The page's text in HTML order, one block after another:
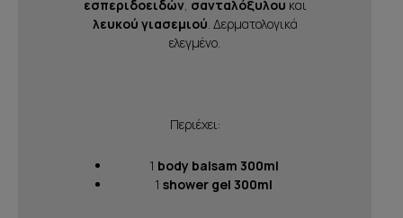
εσπεριδοειδών, σανταλόξυλου και
λευκού γιασεμιού. Δερματολογικά
ελεγμένο.
Περιέχει:
1 body balsam 300ml
1 shower gel 300ml